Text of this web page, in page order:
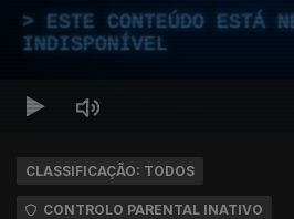
ESTE CONTEÚDO ESTÁ
INDISPONÍVEL
CLASSIFICAÇÃO: TODOS
CONTROLO PARENTAL INATIVO